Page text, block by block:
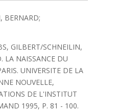
BERNARD;
GILBERT/SCHNEILIN,
LA NAISSANCE DU
UNIVERSITE DE LA
NOUVELLE,
DE L'INSTITUT
1995, P. 81 - 100.